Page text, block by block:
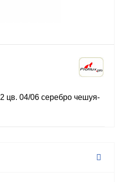
цв. 04/06 серебро чешуя-